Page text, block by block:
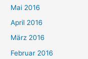
Mai 2016
April 2016
März 2016
Februar 2016